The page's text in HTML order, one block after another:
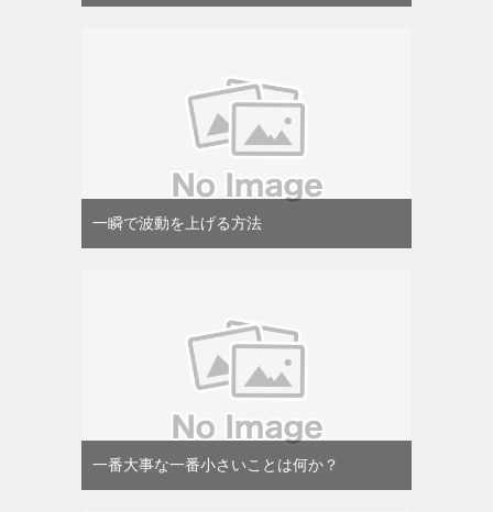
一瞬で波動を上げる方法
一番大事な一番小さいことは何か？